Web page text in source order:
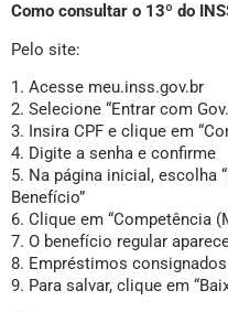
Como consultar o 13º do
Pelo site:
1. Acesse meu.inss.gov.br
2. Selecione “Entrar com
3. Insira CPF e clique em
4. Digite a senha e confirme
5. Na página inicial, escolha
Benefício”
6. Clique em “Competência
7. O benefício regular
8. Empréstimos
9. Para salvar, clique em